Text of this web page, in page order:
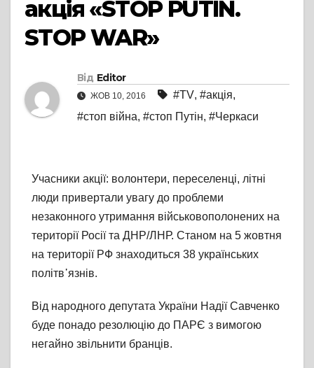
акція «STOP PUTIN.
STOP WAR»
Від Editor
ЖОВ 10, 2016 #TV, #акція,
#стоп війна, #стоп Путін, #Черкаси
Учасники акції: волонтери, переселенці, літні
люди привертали увагу до проблеми
незаконного утримання військовополонених на
території Росії та ДНР/ЛНР. Станом на 5 жовтня
на території РФ знаходиться 38 українських
політв᾽язнів.
Від народного депутата України Надії Савченко
буде понадо резолюцію до ПАРЄ з вимогою
негайно звільнити бранців.